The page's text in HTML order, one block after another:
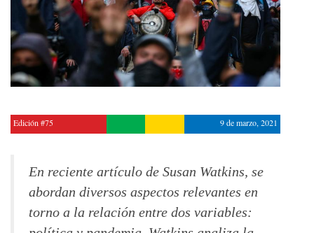
Edición #75 9 de marzo, 2021
En reciente artículo de Susan Watkins, se
abordan diversos aspectos relevantes en
torno a la relación entre dos variables: